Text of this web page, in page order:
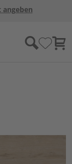
angeben